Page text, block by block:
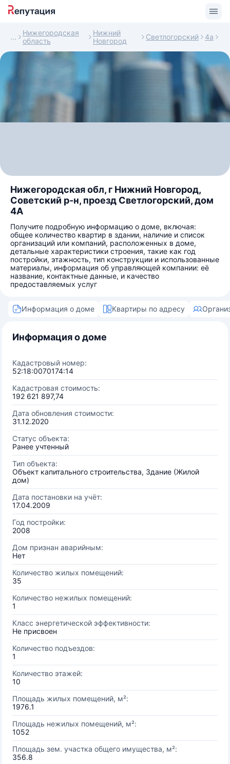
Нижегородская
область
Нижний
Новгород
Светлогорский 4а
Нижегородская обл, г Нижний Новгород,
Советский р-н, проезд Светлогорский, дом
4А
Получите подробную информацию о доме, включая:
общее количество квартир в здании, наличие и список
организаций или компаний, расположенных в доме,
детальные характеристики строения, такие как год
постройки, этажность, тип конструкции и использованные
материалы, информация об управляющей компании: её
название, контактные данные, и качество
предоставляемых услуг
Информация о доме Квартиры по адресу
Информация о доме
Кадастровый номер:
52:18:0070174:14
Кадастровая стоимость:
192 621 897,74
Дата обновления стоимости:
31.12.2020
Статус объекта:
Ранее учтенный
Тип объекта:
Объект капитального строительства, Здание (Жилой
дом)
Дата постановки на учёт:
17.04.2009
Год постройки:
2008
Дом признан аварийным:
Нет
Количество жилых помещений:
35
Количество нежилых помещений:
1
Класс энергетической эффективности:
Не присвоен
Количество подъездов:
1
Количество этажей:
10
Площадь жилых помещений, м²:
1976.1
Площадь нежилых помещений, м²:
1052
Площадь зем. участка общего имущества, м²:
356.8